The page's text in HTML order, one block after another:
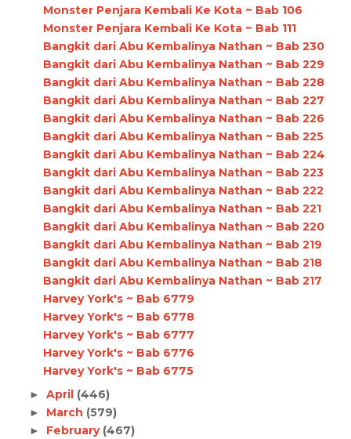
Monster Penjara Kembali Ke Kota ~ Bab 106
Monster Penjara Kembali Ke Kota ~ Bab 111
Bangkit dari Abu Kembalinya Nathan ~ Bab 230
Bangkit dari Abu Kembalinya Nathan ~ Bab 229
Bangkit dari Abu Kembalinya Nathan ~ Bab 228
Bangkit dari Abu Kembalinya Nathan ~ Bab 227
Bangkit dari Abu Kembalinya Nathan ~ Bab 226
Bangkit dari Abu Kembalinya Nathan ~ Bab 225
Bangkit dari Abu Kembalinya Nathan ~ Bab 224
Bangkit dari Abu Kembalinya Nathan ~ Bab 223
Bangkit dari Abu Kembalinya Nathan ~ Bab 222
Bangkit dari Abu Kembalinya Nathan ~ Bab 221
Bangkit dari Abu Kembalinya Nathan ~ Bab 220
Bangkit dari Abu Kembalinya Nathan ~ Bab 219
Bangkit dari Abu Kembalinya Nathan ~ Bab 218
Bangkit dari Abu Kembalinya Nathan ~ Bab 217
Harvey York's ~ Bab 6779
Harvey York's ~ Bab 6778
Harvey York's ~ Bab 6777
Harvey York's ~ Bab 6776
Harvey York's ~ Bab 6775
► April (446)
► March (579)
► February (467)